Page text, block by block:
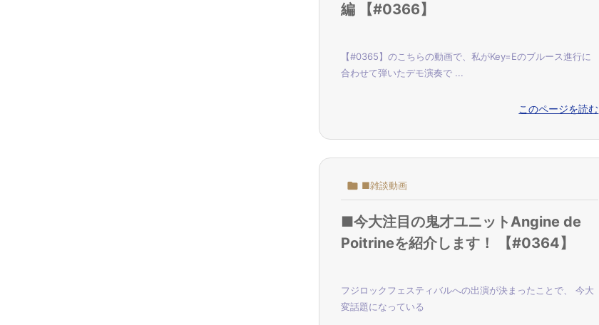
編 【#0366】
【#0365】のこちらの動画で、私がKey=Eのブルース進行に
合わせて弾いたデモ演奏で ...
このページを読む
 ■雑談動画
■今大注目の鬼才ユニットAngine de
Poitrineを紹介します！ 【#0364】
フジロックフェスティバルへの出演が決まったことで、 今大
変話題になっている